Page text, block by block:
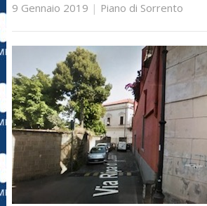
9 Gennaio 2019 | Piano di Sorrento